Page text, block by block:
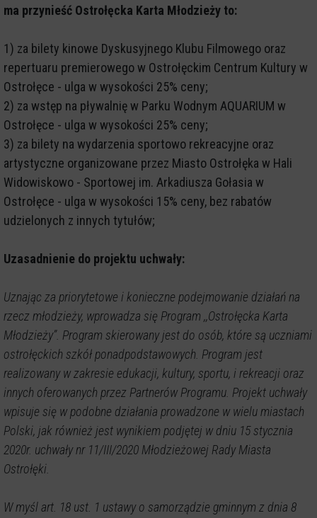
ma przynieść Ostrołęcka Karta Młodzieży to:
1) za bilety kinowe Dyskusyjnego Klubu Filmowego oraz
repertuaru premierowego w Ostrołęckim Centrum Kultury w
Ostrołęce - ulga w wysokości 25% ceny;
2) za wstęp na pływalnię w Parku Wodnym AQUARIUM w
Ostrołęce - ulga w wysokości 25% ceny;
3) za bilety na wydarzenia sportowo rekreacyjne oraz
artystyczne organizowane przez Miasto Ostrołęka w Hali
Widowiskowo - Sportowej im. Arkadiusza Gołasia w
Ostrołęce - ulga w wysokości 15% ceny, bez rabatów
udzielonych z innych tytułów;
Uzasadnienie do projektu uchwały:
Uznając za priorytetowe i konieczne podejmowanie działań na
rzecz młodzieży, wprowadza się Program ,,Ostrołęcka Karta
Młodzieży’’. Program skierowany jest do osób, które są uczniami
ostrołęckich szkół ponadpodstawowych. Program jest
realizowany w zakresie edukacji, kultury, sportu, i rekreacji oraz
innych oferowanych przez Partnerów Programu. Projekt uchwały
wpisuje się w podobne działania prowadzone w wielu miastach
Polski, jak również jest wynikiem podjętej w dniu 15 stycznia
2020r. uchwały nr 11/III/2020 Młodzieżowej Rady Miasta
Ostrołęki.
W myśl art. 18 ust. 1 ustawy o samorządzie gminnym z dnia 8